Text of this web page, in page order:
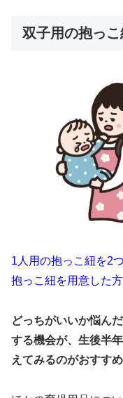
双子用の抱っ
1人用の抱っこ紐を2
抱っこ紐を用意した
どっちがいいか悩ん
する機会が、生後半
えてみるのがおすすめ